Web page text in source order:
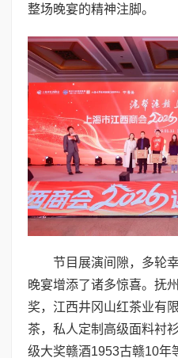
整场晚宴的精神注脚。
节目展演间隙，多轮
晚宴增添了诸多惊喜。抚
奖，江西井冈山红茶业有
茶，私人定制高级面料衬
级大奖赣酒1953古赣10年